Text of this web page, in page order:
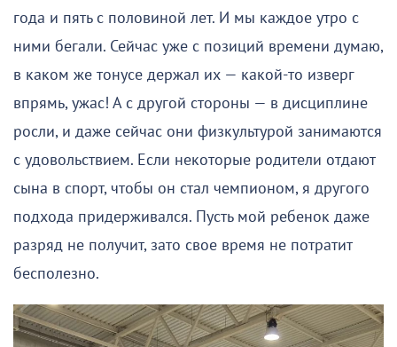
года и пять с половиной лет. И мы каждое утро с
ними бегали. Сейчас уже с позиций времени думаю,
в каком же тонусе держал их — какой-то изверг
впрямь, ужас! А с другой стороны — в дисциплине
росли, и даже сейчас они физкультурой занимаются
с удовольствием. Если некоторые родители отдают
сына в спорт, чтобы он стал чемпионом, я другого
подхода придерживался. Пусть мой ребенок даже
разряд не получит, зато свое время не потратит
бесполезно.